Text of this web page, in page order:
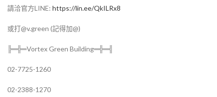
請洽官方LINE: https://lin.ee/QkILRx8
或打@v.green (記得加@)
╠═╬═Vortex Green Building═╬═╣
02-7725-1260
02-2388-1270